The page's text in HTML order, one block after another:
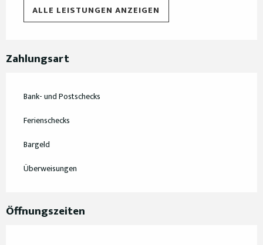
ALLE LEISTUNGEN ANZEIGEN
Zahlungsart
Bank- und Postschecks
Ferienschecks
Bargeld
Überweisungen
Öffnungszeiten